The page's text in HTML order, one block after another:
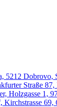
5212 Dobrovo,
Straße
Holzgasse 1,
69,